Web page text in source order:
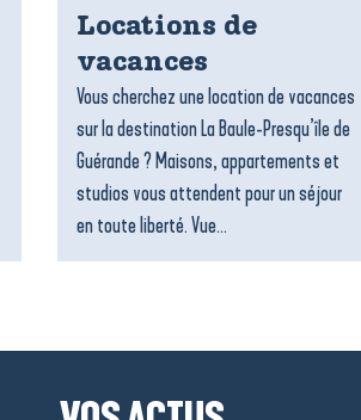
Locations de
vacances
Vous cherchez une location de vacances
sur la destination La Baule-Presqu’île de
Guérande ? Maisons, appartements et
studios vous attendent pour un séjour
en toute liberté. Vue...